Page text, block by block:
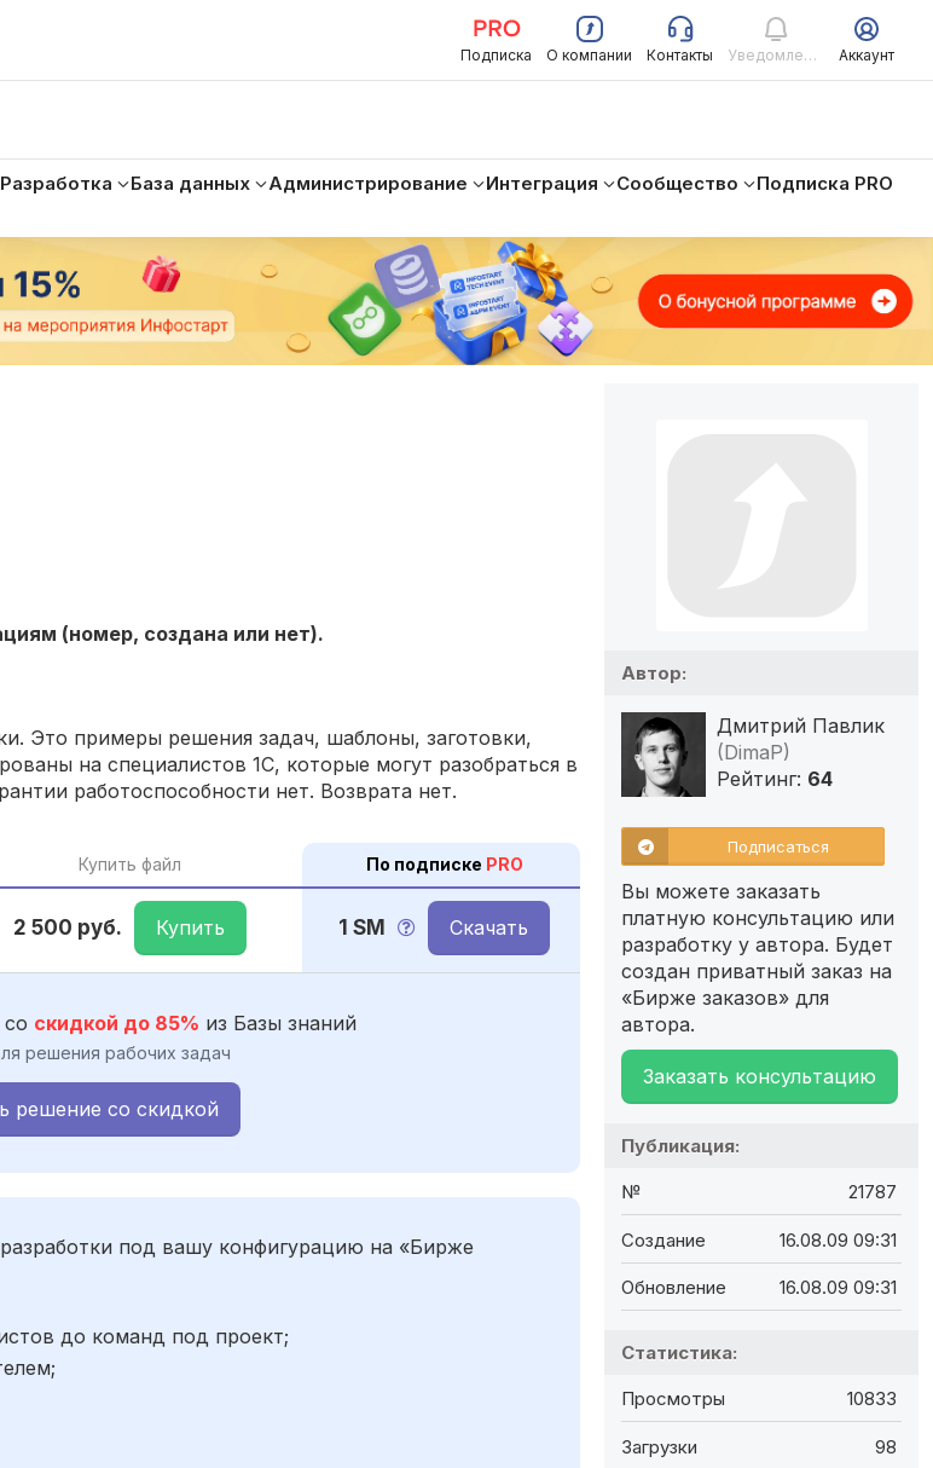
Подписка О компании Контакты Уведомления Аккаунт
Разработка База данных Администрирование Интеграция Сообщество
Подписка PRO
(номер, создана или нет).
Это примеры решения задач, шаблоны, заготовки,
на специалистов 1С, которые могут разобраться в
работоспособности нет. Возврата нет.
Купить файл По подписке PRO
2 500 руб. Купить 1 SM Скачать
скидкой до 85% из Базы знаний
решения рабочих задач
решение со скидкой
под вашу конфигурацию на «Бирже
до команд под проект;
Автор:
Дмитрий Павлик
(DimaP)
Рейтинг: 64
Подписаться
Вы можете заказать
платную консультацию или
разработку у автора. Будет
создан приватный заказ на
«Бирже заказов» для
автора.
Заказать консультацию
Публикация:
№ 21787
Создание 16.08.09 09:31
Обновление 16.08.09 09:31
Статистика:
Просмотры 10833
Загрузки 98